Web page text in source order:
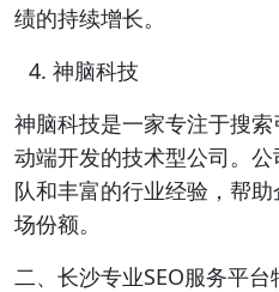
绩的持续增长。
神脑科技
神脑科技是一家专注于搜
动端开发的技术型公司。
队和丰富的行业经验，帮
场份额。
二、长沙专业SEO服务平台